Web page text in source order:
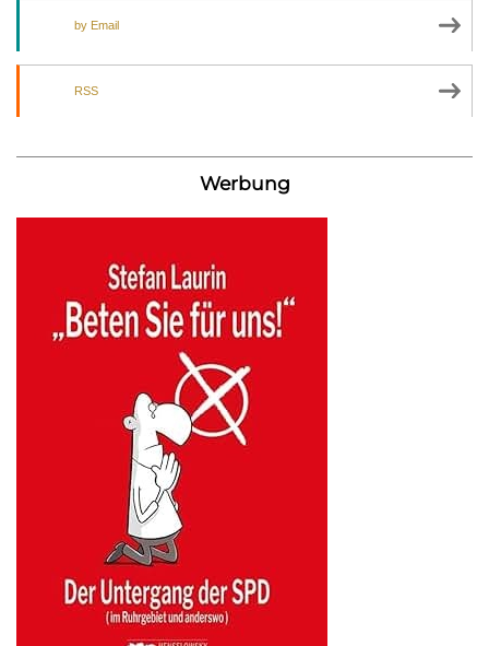
by Email
RSS
Werbung